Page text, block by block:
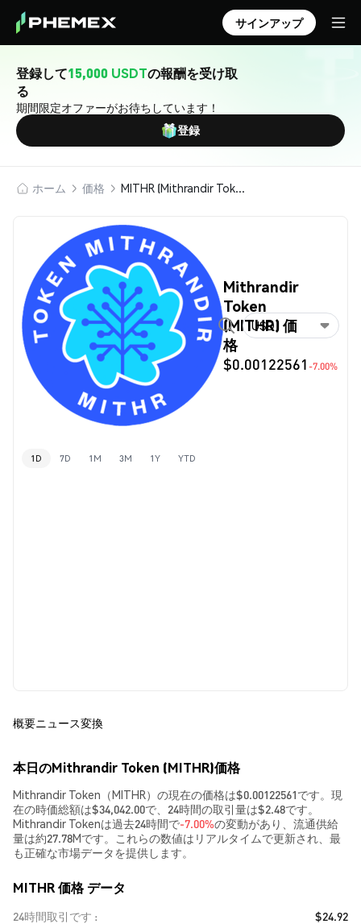
サインアップ
登録して15,000 USDTの報酬を受け取
る
期間限定オファーがお待ちしています！
登録
ホーム 価格 MITHR (Mithrandir Token)
Mithrandir
Token
(MITHR) 価
格
$0.00122561 -7.00%
USD
1D 7D 1M 3M 1Y YTD
概要ニュース変換
本日のMithrandir Token (MITHR)価格
Mithrandir Token（MITHR）の現在の価格は$0.00122561です。現
在の時価総額は$34,042.00で、24時間の取引量は$2.48です。
Mithrandir Tokenは過去24時間で-7.00%の変動があり、流通供給
量は約27.78Mです。これらの数値はリアルタイムで更新され、最
も正確な市場データを提供します。
MITHR 価格 データ
24時間取引です
$24.92